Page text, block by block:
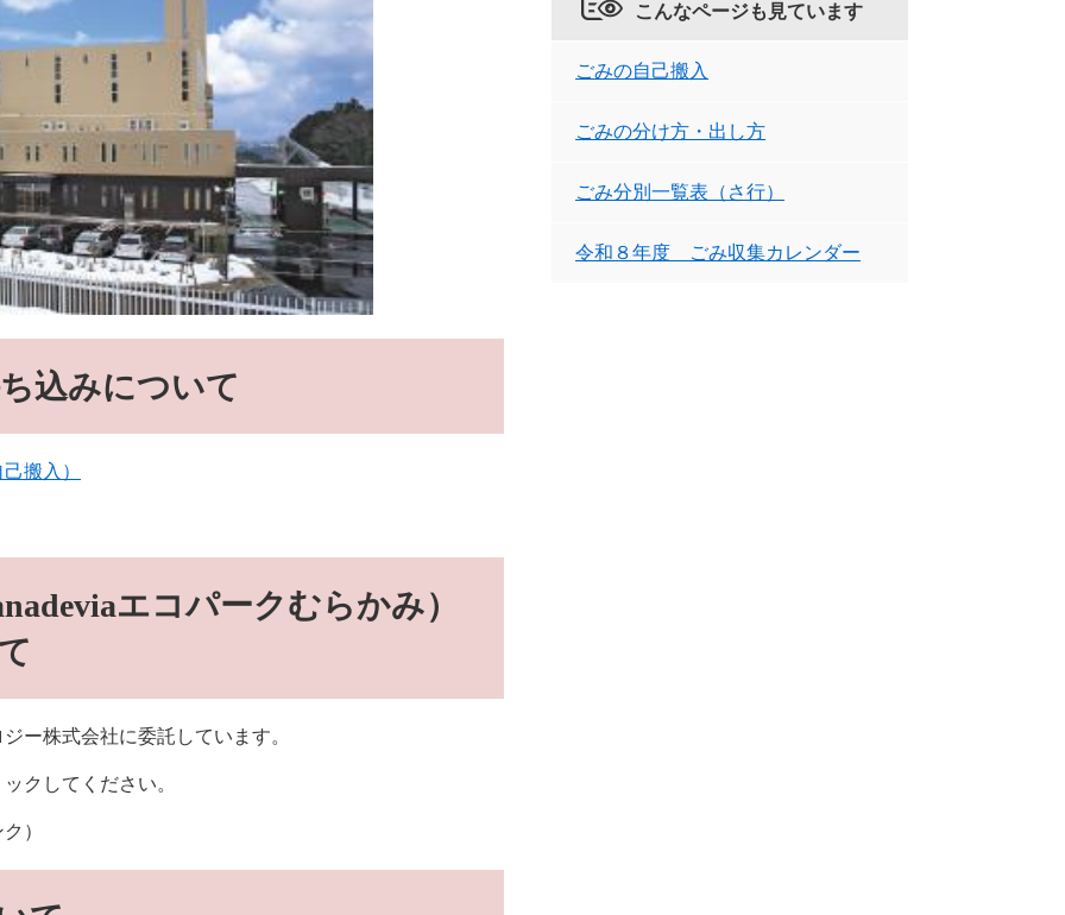
込みについて
搬入）
エコパークむらかみ）
ー株式会社に委託しています。
クしてください。
）
こんなページも見ています
ごみの自己搬入
ごみの分け方・出し方
ごみ分別一覧表（さ行）
令和８年度 ごみ収集カレンダー